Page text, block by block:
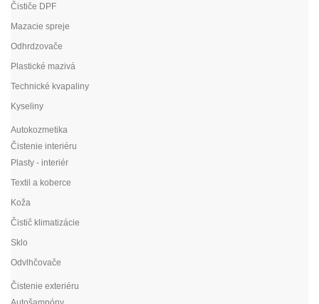
Čističe DPF
Mazacie spreje
Odhrdzovače
Plastické mazivá
Technické kvapaliny
Kyseliny
Autokozmetika
Čistenie interiéru
Plasty - interiér
Textil a koberce
Koža
Čistič klimatizácie
Sklo
Odvlhčovače
Čistenie exteriéru